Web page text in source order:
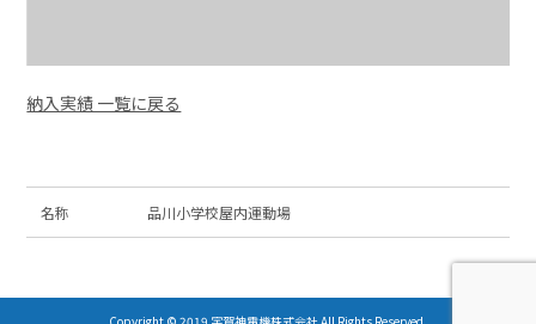
納入実績 一覧に戻る
名称 品川小学校屋内運動場